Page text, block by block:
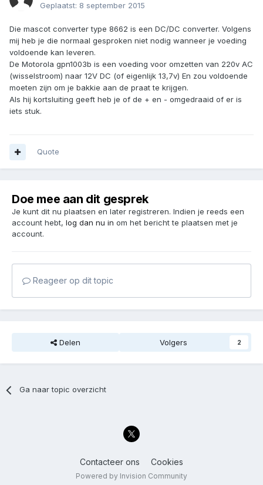
Geplaatst: 8 september 2015
Die mascot converter type 8662 is een DC/DC converter. Volgens
mij heb je die normaal gesproken niet nodig wanneer je voeding
voldoende kan leveren.
De Motorola gpn1003b is een voeding voor omzetten van 220v AC
(wisselstroom) naar 12V DC (of eigenlijk 13,7v) En zou voldoende
moeten zijn om je bakkie aan de praat te krijgen.
Als hij kortsluiting geeft heb je of de + en - omgedraaid of er is
iets stuk.
Quote
Doe mee aan dit gesprek
Je kunt dit nu plaatsen en later registreren. Indien je reeds een
account hebt, log dan nu in om het bericht te plaatsen met je
account.
Reageer op dit topic
Delen Volgers 2
Ga naar topic overzicht
Contacteer ons Cookies
Powered by Invision Community